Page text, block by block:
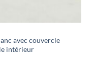
avec couvercle
intérieur